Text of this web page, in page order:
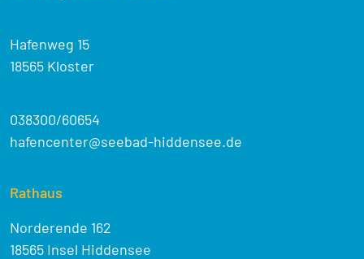
Hafenweg 15
18565 Kloster
038300/60654
hafencenter@seebad-hiddensee.de
Rathaus
Norderende 162
18565 Insel Hiddensee